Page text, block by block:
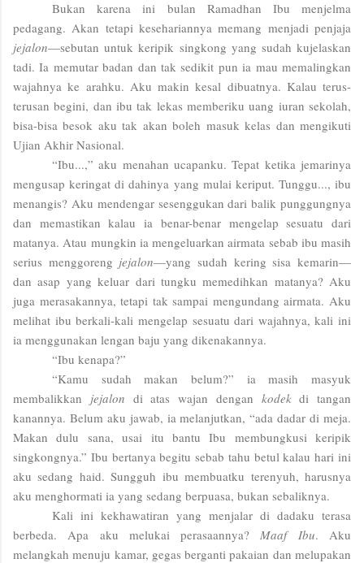
Bukan karena ini bulan Ramadhan Ibu menjelma
pedagang. Akan tetapi kesehariannya memang menjadi penjaja
jejalon—sebutan untuk keripik singkong yang sudah kujelaskan
tadi. Ia memutar badan dan tak sedikit pun ia mau memalingkan
wajahnya ke arahku. Aku makin kesal dibuatnya. Kalau terus-
terusan begini, dan ibu tak lekas memberiku uang iuran sekolah,
bisa-bisa besok aku tak akan boleh masuk kelas dan mengikuti
Ujian Akhir Nasional.
“Ibu...,” aku menahan ucapanku. Tepat ketika jemarinya
mengusap keringat di dahinya yang mulai keriput. Tunggu..., ibu
menangis? Aku mendengar sesenggukan dari balik punggungnya
dan memastikan kalau ia benar-benar mengelap sesuatu dari
matanya. Atau mungkin ia mengeluarkan airmata sebab ibu masih
serius menggoreng jejalon—yang sudah kering sisa kemarin—
dan asap yang keluar dari tungku memedihkan matanya? Aku
juga merasakannya, tetapi tak sampai mengundang airmata. Aku
melihat ibu berkali-kali mengelap sesuatu dari wajahnya, kali ini
ia menggunakan lengan baju yang dikenakannya.
“Ibu kenapa?”
“Kamu sudah makan belum?” ia masih masyuk
membalikkan jejalon di atas wajan dengan kodekdi tangan
kanannya. Belum aku jawab, ia melanjutkan, “ada dadar di meja.
Makan dulu sana, usai itu bantu Ibu membungkusi keripik
singkongnya.” Ibu bertanya begitu sebab tahu betul kalau hari ini
aku sedang haid. Sungguh ibu membuatku terenyuh, harusnya
aku menghormati ia yang sedang berpuasa, bukan sebaliknya.
Kali ini kekhawatiran yang menjalar di dadaku terasa
berbeda. Apa aku melukai perasaannya? Maaf Ibu. Aku
melangkah menuju kamar, gegas berganti pakaian dan melupakan